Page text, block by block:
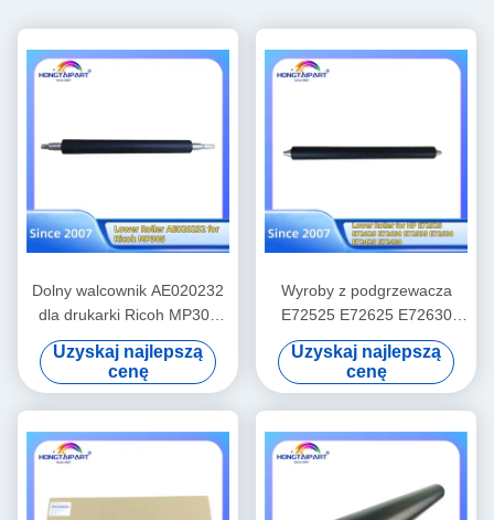
Dolny walcownik AE020232
dla drukarki Ricoh MP305
Fuser ciepło walcownik
ciśnienie części zamienne
dostawa Hongtaipart
Uzyskaj najlepszą
cenę
Wyroby z podgrzewacza
E72525 E72625 E72630
E72535 E72530 E72425
E72430 Wyroby z
podgrzewacza
Uzyskaj najlepszą
cenę